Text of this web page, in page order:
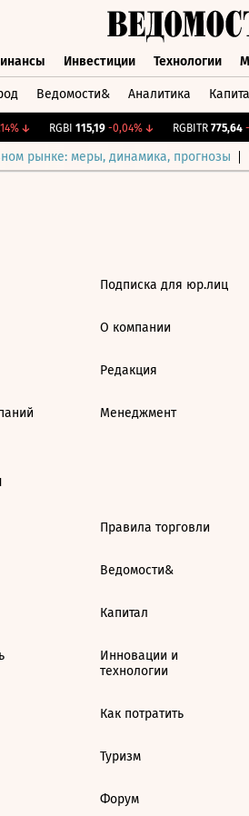
Инвестиции Технологии
Ведомости& Аналитика
↓ RGBI 115,19 -0,04%↓ RGBITR 775,64 -
рынке: меры, динамика, прогнозы
Подписка для юр.лиц
О компании
Редакция
Менеджмент
Правила торговли
Ведомости&
Капитал
Инновации и
технологии
Как потратить
Туризм
Форум